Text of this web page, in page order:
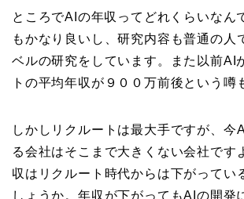
ところでAIの年収ってどれくらいなん
もかなり良いし、研究内容も普通の人
ベルの研究をしています。また以前AI
トの平均年収が９００万前後という噂
しかしリクルートは最大手ですが、今
る会社はそこまで大きくない会社です
収はリクルート時代からは下がってい
しょうか。年収が下がってもAIの開発